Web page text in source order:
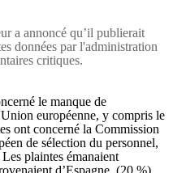
a annoncé qu’il publierait
données par l'administration
critiques.
le manque de
européenne, y compris le
ont concerné la Commission
de sélection du personnel,
plaintes émanaient
d’Espagne (20 %),